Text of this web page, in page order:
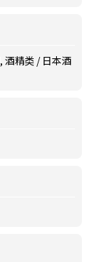
酒精类 / 日本酒